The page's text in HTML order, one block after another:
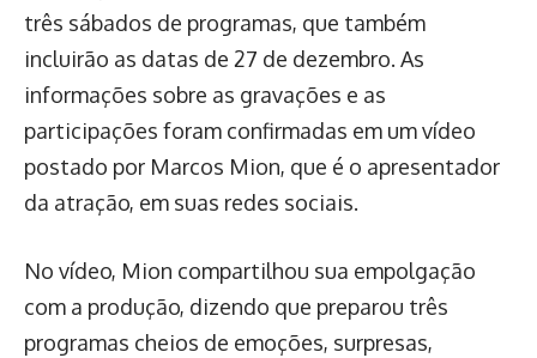
três sábados de programas, que também
incluirão as datas de 27 de dezembro. As
informações sobre as gravações e as
participações foram confirmadas em um vídeo
postado por Marcos Mion, que é o apresentador
da atração, em suas redes sociais.
No vídeo, Mion compartilhou sua empolgação
com a produção, dizendo que preparou três
programas cheios de emoções, surpresas,